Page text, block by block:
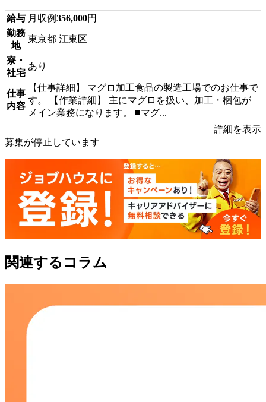
給与 月収例356,000円
勤務
地
東京都 江東区
寮・
社宅
あり
仕事
内容
【仕事詳細】 マグロ加工食品の製造工場でのお仕事で
す。 【作業詳細】 主にマグロを扱い、加工・梱包が
メイン業務になります。 ■マグ...
詳細を表示
募集が停止しています
関連するコラム